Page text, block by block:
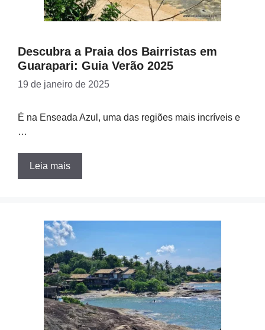
Descubra a Praia dos Bairristas em
Guarapari: Guia Verão 2025
19 de janeiro de 2025
É na Enseada Azul, uma das regiões mais incríveis e
…
Leia mais